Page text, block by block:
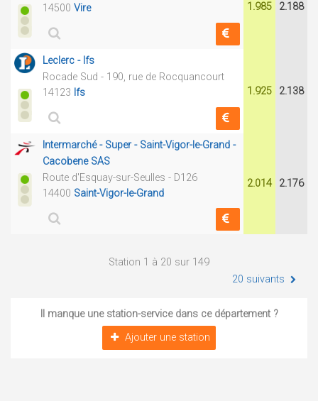
14500 Vire 1.985 2.188
Leclerc - Ifs
Rocade Sud - 190, rue de Rocquancourt
14123 Ifs 1.925 2.138
Intermarché - Super - Saint-Vigor-le-Grand -
Cacobene SAS
Route d'Esquay-sur-Seulles - D126
14400 Saint-Vigor-le-Grand
2.014 2.176
Station 1 à 20 sur 149
20 suivants
Il manque une station-service dans ce département ?
Ajouter une station